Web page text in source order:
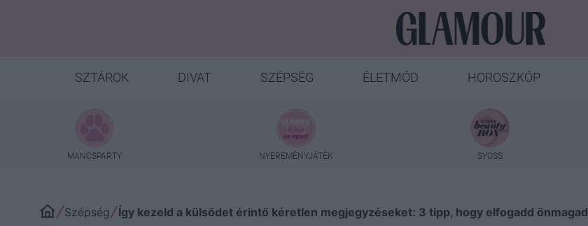
SZTÁROK DIVAT SZÉPSÉG ÉLETMÓD HOROSZKÓP
MANCSPARTY NYEREMÉNYJÁTÉK SYOSS
Szépség Így kezeld a külsődet érintő kéretlen megjegyzéseket: 3 tipp, hogy elfogadd önmagad